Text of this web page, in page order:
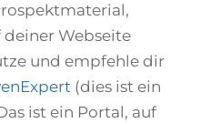
Webseite
und empfehle dir
(dies ist ein
ist ein Portal, auf